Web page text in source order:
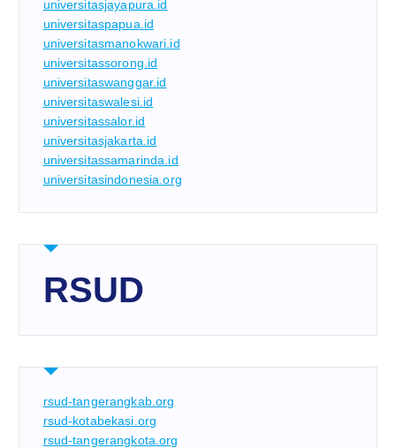
universitasjayapura.id
universitaspapua.id
universitasmanokwari.id
universitassorong.id
universitaswanggar.id
universitaswalesi.id
universitassalor.id
universitasjakarta.id
universitassamarinda.id
universitasindonesia.org
RSUD
rsud-tangerangkab.org
rsud-kotabekasi.org
rsud-tangerangkota.org